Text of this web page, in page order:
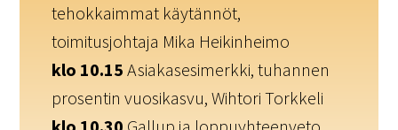
tehokkaimmat käytännöt,
toimitusjohtaja Mika Heikinheimo
klo 10.15Asiakasesimerkki, tuhannen
prosentin vuosikasvu, Wihtori Torkkeli